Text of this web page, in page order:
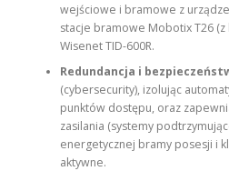
wejściowe i bramowe z
stacje bramowe Mobotix T26
Wisenet TID-600R.
Redundancja i
(cybersecurity), izolując
punktów dostępu, oraz
zasilania (systemy
energetycznej bramy posesji i
aktywne.